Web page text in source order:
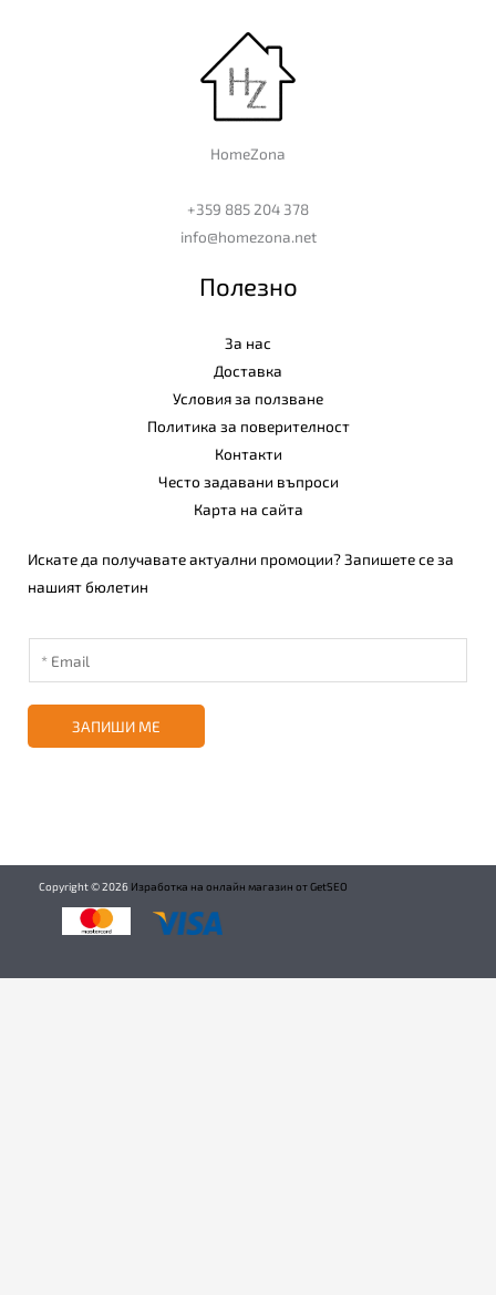
HomeZona
+359 885 204 378
info@homezona.net
Полезно
За нас
Доставка
Условия за ползване
Политика за поверителност
Контакти
Често задавани въпроси
Карта на сайта
Искате да получавате актуални промоции? Запишете се за
нашият бюлетин
ЗАПИШИ МЕ
Copyright ©2026 Изработка на онлайн магазин от GetSEO